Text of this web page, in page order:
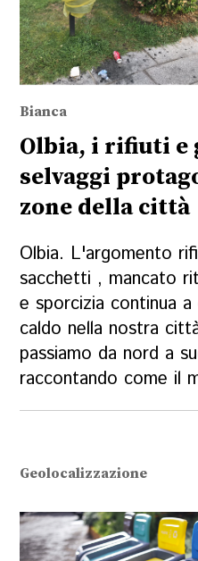
Bianca
Olbia, i rifiuti e
selvaggi
zone della città
Olbia. L'argomento
sacchetti , mancato
e sporcizia continua
caldo nella nostra
passiamo da nord a
raccontando come il
Geolocalizzazione